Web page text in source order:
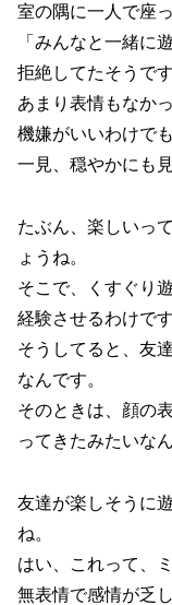
室の隅に一人で座
「みんなと一緒に
拒絶してたそうです
あまり表情もなか
機嫌がいいわけで
一見、穏やかにも
たぶん、楽しいっ
ょうね。
そこで、くすぐり
経験させるわけです
そうしてると、友
なんです。
そのときは、顔の
ってきたみたいなん
友達が楽しそうに
ね。
はい、これって、
無表情で感情が乏